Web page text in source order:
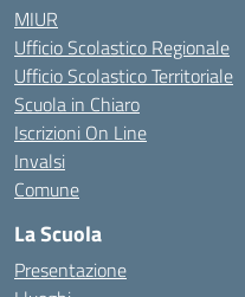
MIUR
Ufficio Scolastico Regionale
Ufficio Scolastico Territoriale
Scuola in Chiaro
Iscrizioni On Line
Invalsi
Comune
La Scuola
Presentazione